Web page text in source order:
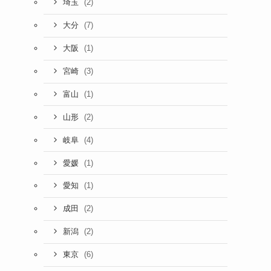
埼玉 (2)
大分 (7)
大阪 (1)
宮崎 (3)
富山 (1)
山形 (2)
岐阜 (4)
愛媛 (1)
愛知 (1)
成田 (2)
新潟 (2)
東京 (6)